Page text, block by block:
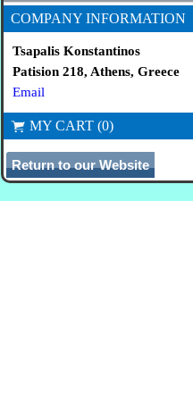
COMPANY INFORMATION
Tsapalis Konstantinos
Patision 218, Athens, Greece
Email
MY CART (0)